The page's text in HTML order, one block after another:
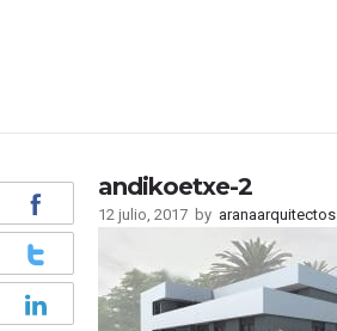
andikoetxe-2
12 julio, 2017 by aranaarquitectos